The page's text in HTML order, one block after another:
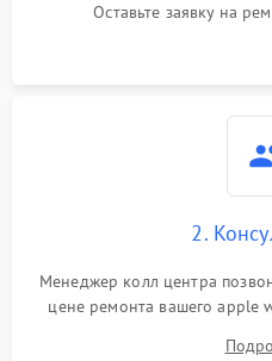
Оставьте заявку на
2.
Менеджер колл центра
цене ремонта вашего apple